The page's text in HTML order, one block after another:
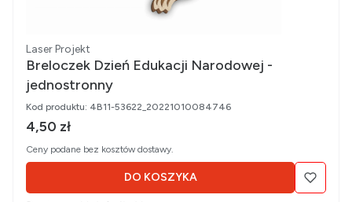
Producent
Laser Projekt
Breloczek Dzień Edukacji Narodowej -
jednostronny
Kod produktu: 4B11-53622_20221010084746
Cena brutto
4,50 zł
Ceny podane bez kosztów dostawy.
DO KOSZYKA